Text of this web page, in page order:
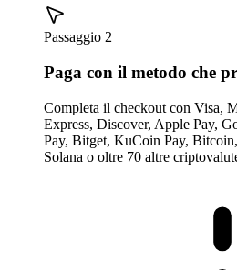
Passaggio 2
Paga con il metodo che
Completa il checkout con Visa,
Express, Discover, Apple Pay,
Pay, Bitget, KuCoin Pay,
Solana o oltre 70 altre